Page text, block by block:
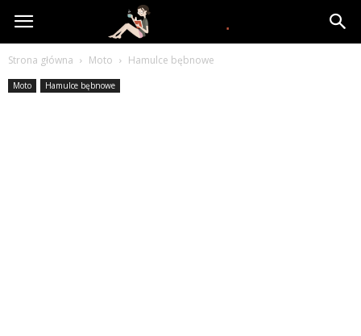
www.yooki.pl
Strona główna Moto Hamulce bębnowe
Moto Hamulce bębnowe